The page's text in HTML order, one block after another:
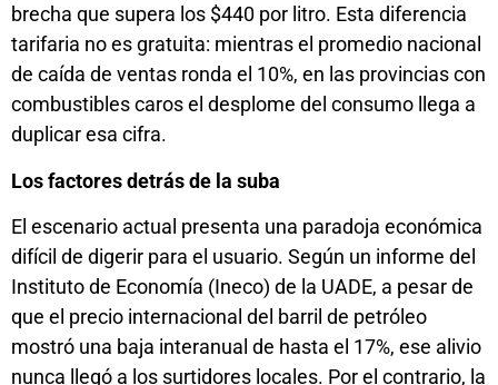
brecha que supera los $440 por litro. Esta diferencia
tarifaria no es gratuita: mientras el promedio nacional
de caída de ventas ronda el 10%, en las provincias con
combustibles caros el desplome del consumo llega a
duplicar esa cifra.
Los factores detrás de la suba
El escenario actual presenta una paradoja económica
difícil de digerir para el usuario. Según un informe del
Instituto de Economía (Ineco) de la UADE, a pesar de
que el precio internacional del barril de petróleo
mostró una baja interanual de hasta el 17%, ese alivio
nunca llegó a los surtidores locales. Por el contrario, la